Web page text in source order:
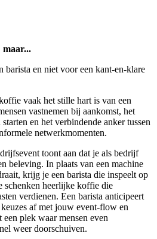
maar...
barista en niet voor een kant-en-klare
vaak het stille hart is van een
vastnemen bij aankomst, het
en het verbindende anker tussen
netwerkmomenten.
toont aan dat je als bedrijf
beleving. In plaats van een machine
krijg je een barista die inspeelt op
schenken heerlijke koffie die
verdienen. Een barista anticipeert
af met jouw event-flow en
plek waar mensen even
weer doorschuiven.